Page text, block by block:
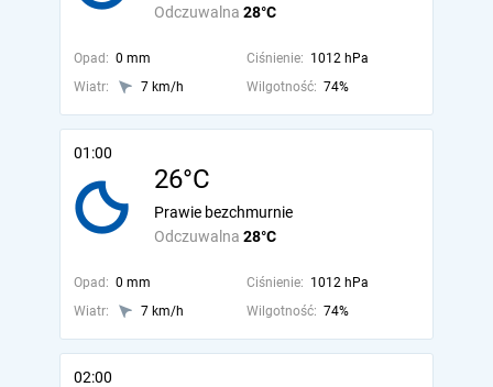
Odczuwalna 28°C
Opad: 0 mm Ciśnienie: 1012 hPa
Wiatr:
7 km/h Wilgotność: 74%
01:00
26°C
Odczuwalna 28°C
Prawie bezchmurnie
Opad: 0 mm Ciśnienie: 1012 hPa
Wiatr:
7 km/h Wilgotność: 74%
02:00